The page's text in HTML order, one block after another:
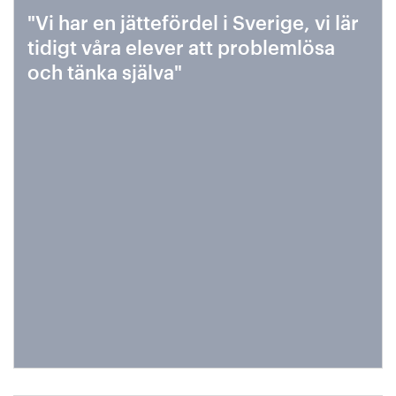
"Vi har en jättefördel i Sverige, vi lär
tidigt våra elever att problemlösa
och tänka själva"